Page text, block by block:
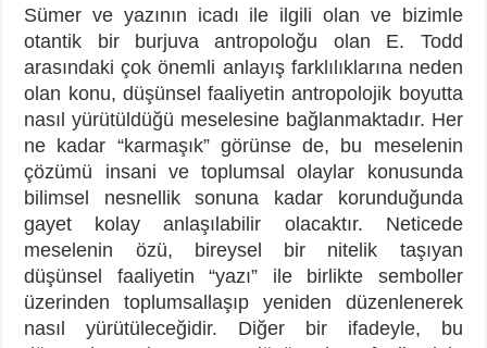
Sümer ve yazının icadı ile ilgili olan ve bizimle
otantik bir burjuva antropoloğu olan E. Todd
arasındaki çok önemli anlayış farklılıklarına neden
olan konu, düşünsel faaliyetin antropolojik boyutta
nasıl yürütüldüğü meselesine bağlanmaktadır. Her
ne kadar “karmaşık” görünse de, bu meselenin
çözümü insani ve toplumsal olaylar konusunda
bilimsel nesnellik sonuna kadar korunduğunda
gayet kolay anlaşılabilir olacaktır. Neticede
meselenin özü, bireysel bir nitelik taşıyan
düşünsel faaliyetin “yazı” ile birlikte semboller
üzerinden toplumsallaşıp yeniden düzenlenerek
nasıl yürütüleceğidir. Diğer bir ifadeyle, bu